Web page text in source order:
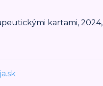
kartami, 2024,